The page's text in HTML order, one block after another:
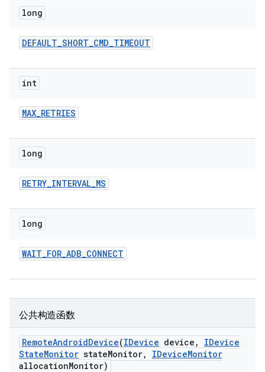
long
DEFAULT_SHORT_CMD_TIMEOUT
int
MAX_RETRIES
long
RETRY_INTERVAL_MS
long
WAIT_FOR_ADB_CONNECT
公共构造函数
RemoteAndroidDevice(IDevice device ,
IDevice
StateMonitor stateMonitor, IDeviceMonitor
allocationMonitor)